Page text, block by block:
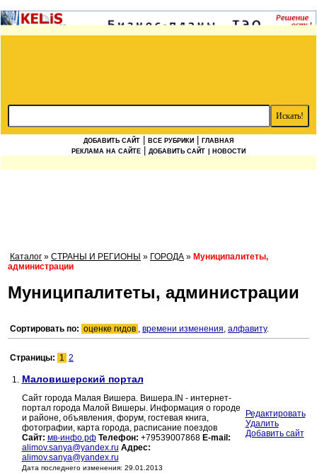
ДОБАВИТЬ САЙТ ВСЕ РУБРИКИ
ГЛАВНАЯ
РЕКЛАМА НА САЙТЕ
ДОБАВИТЬ САЙТ | НОВОСТИ
Каталог » СТРАНЫ И РЕГИОНЫ » ГОРОДА » Муниципалитеты,
администрации
Муниципалитеты, администрации
Сортировать по: оценке гидов , времени изменения, алфавиту.
Страницы: 1 2
1. Маловишерский портал
Сайт города Малая Вишера. Вишера.IN - интернет-
портал города Малой Вишеры. Информация о городе
и районе, объявления, форум, гостевая книга,
фотографии, карта города, расписание поездов
Сайт: мв-инфо.рф Телефон: +79539007868 E-mail:
alimov.sanya@yandex.ru Адрес:
alimov.sanya@yandex.ru
Дата последнего изменения: 29.01.2013
Редактировать
Удалить
Добавить сайт